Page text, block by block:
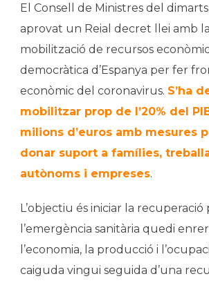
El Consell de Ministres del
aprovat un Reial decret llei amb
mobilització de recursos
democràtica d’Espanya per fer
econòmic del coronavirus. S’ha
mobilitzar prop de l’20% del
milions d’euros amb mesures
donar suport a famílies,
autònoms i empreses.
L’objectiu és iniciar la
l’emergència sanitària quedi
l’economia, la producció i
caiguda vingui seguida d’una